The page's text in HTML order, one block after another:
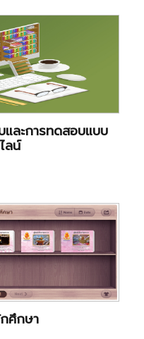
และการทดสอบแบบ
ลน์
ศึกษา